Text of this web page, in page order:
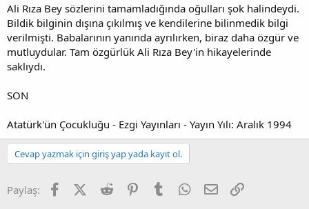
Ali Rıza Bey sözlerini tamamladığında oğulları şok halindeydi.
Bildik bilginin dışına çıkılmış ve kendilerine bilinmedik bilgi
verilmişti. Babalarının yanında ayrılırken, biraz daha özgür ve
mutluydular. Tam özgürlük Ali Rıza Bey'in hikayelerinde
saklıydı.
SON
Atatürk'ün Çocukluğu - Ezgi Yayınları - Yayın Yılı: Aralık 1994
Cevap yazmak için giriş yap yada kayıt ol.
Paylaş: FacebookX (Twitter)
Reddit PinterestTumblr WhatsApp
E-posta